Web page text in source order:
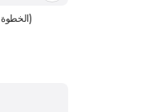
الخطوة الأولى فيكس 5*7 (5 قطع)